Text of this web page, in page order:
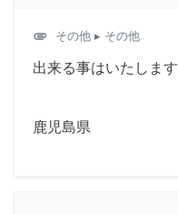
attachment その他 ▸ その他
出来る事はいたします
鹿児島県